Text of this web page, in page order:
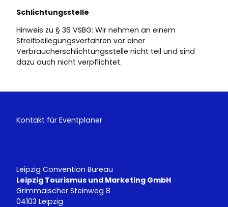
Schlichtungsstelle
Hinweis zu § 36 VSBG: Wir nehmen an einem
Streitbeilegungsverfahren vor einer
Verbraucherschlichtungsstelle nicht teil und sind
dazu auch nicht verpflichtet.
Kontakt für Eventplaner
Leipzig Convention Bureau
Leipzig Tourismus und Marketing GmbH
Grimmaischer Steinweg 8
04103 Leipzig